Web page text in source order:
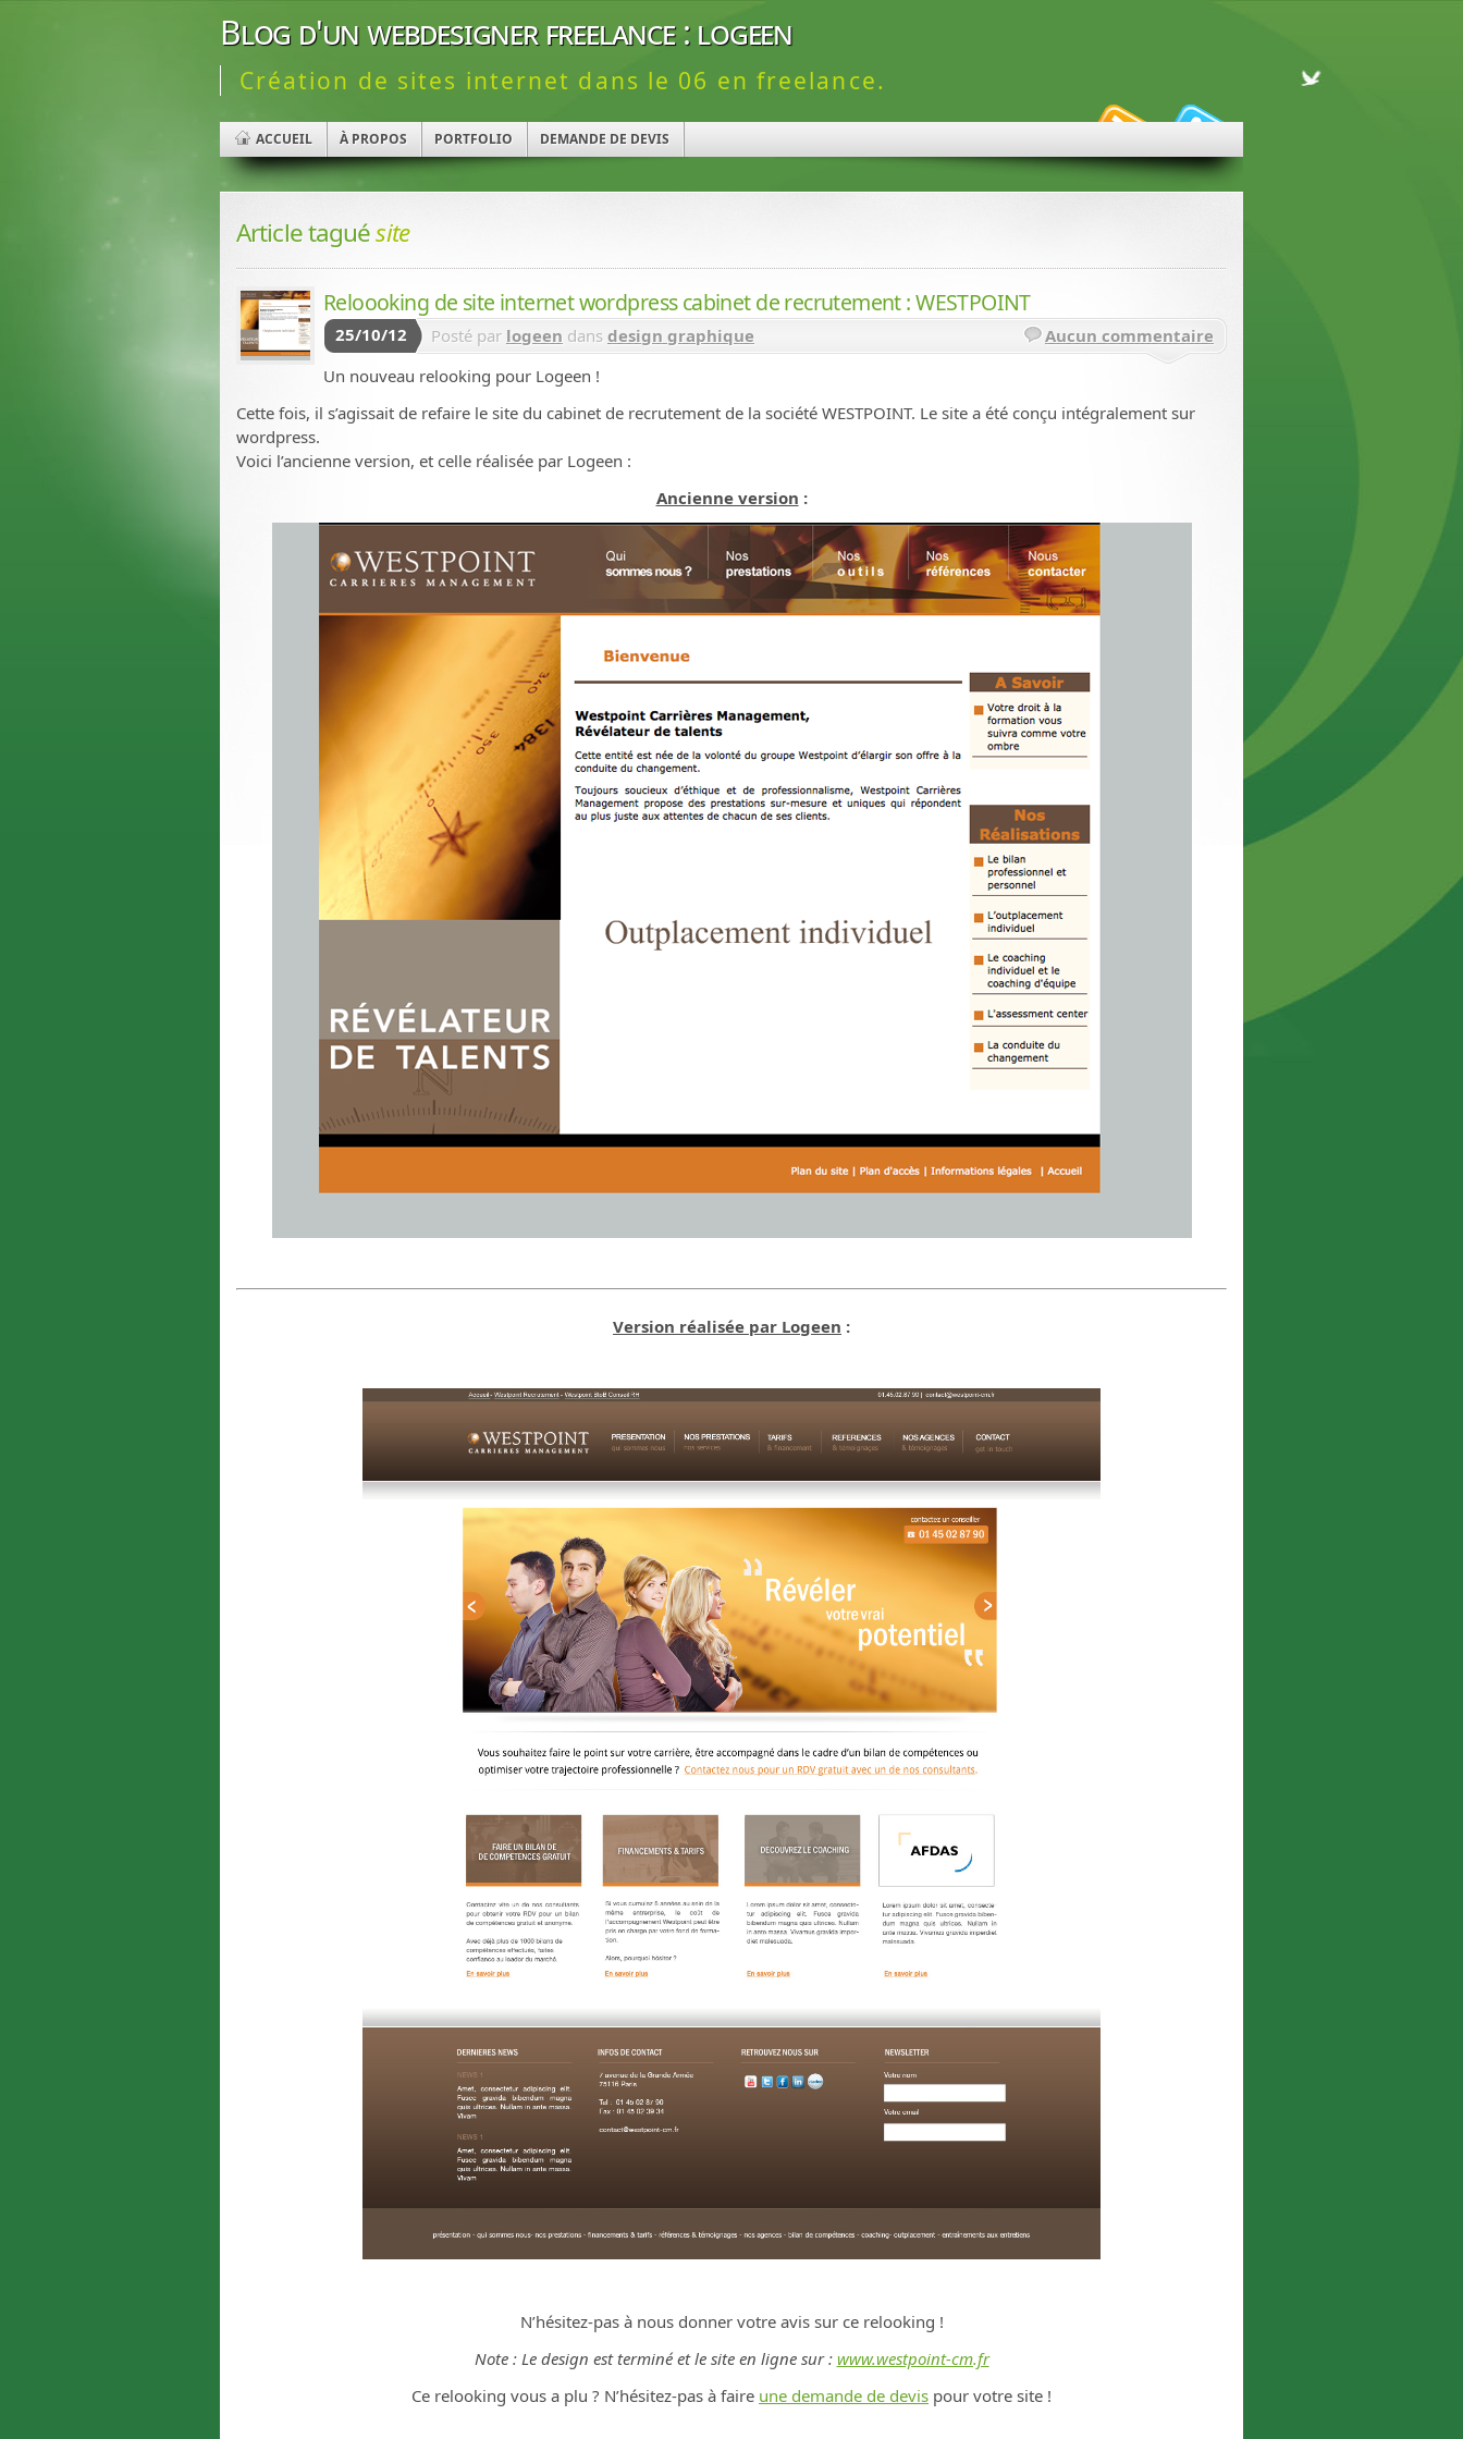
Blog d'un webdesigner freelance : logeen
Création de sites internet dans le 06 en freelance.
ACCUEIL À PROPOS PORTFOLIO DEMANDE DE DEVIS
Article taguésite
Reloooking de site internet wordpress cabinet de recrutement : WESTPOINT
25/10/12 Posté par logeen dans design graphique
Aucun commentaire
Un nouveau relooking pour Logeen !
Cette fois, il s’agissait de refaire le site du cabinet de recrutement de la société WESTPOINT. Le site a été conçu intégralement sur
wordpress.
Voici l’ancienne version, et celle réalisée par Logeen :
Ancienne version :
Version réalisée par Logeen :
N’hésitez-pas à nous donner votre avis sur ce relooking !
Note : Le design est terminé et le site en ligne sur : www.westpoint-cm.fr
Ce relooking vous a plu ? N’hésitez-pas à faire une demande de devis pour votre site !